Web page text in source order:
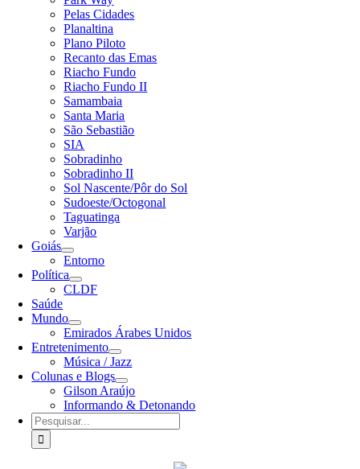
Pelas Cidades
Planaltina
Plano Piloto
Recanto das Emas
Riacho Fundo
Riacho Fundo II
Samambaia
Santa Maria
São Sebastião
SIA
Sobradinho
Sobradinho II
Sol Nascente/Pôr do Sol
Sudoeste/Octogonal
Taguatinga
Varjão
Goiás
Entorno
Política
CLDF
Saúde
Mundo
Emirados Árabes Unidos
Entretenimento
Música / Jazz
Colunas e Blogs
Gilson Araújo
Informando & Detonando
Buscar
resultados
para: